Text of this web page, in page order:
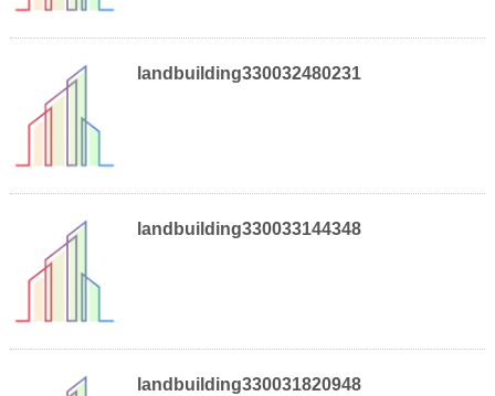
landbuilding330032480231
landbuilding330033144348
landbuilding330031820948